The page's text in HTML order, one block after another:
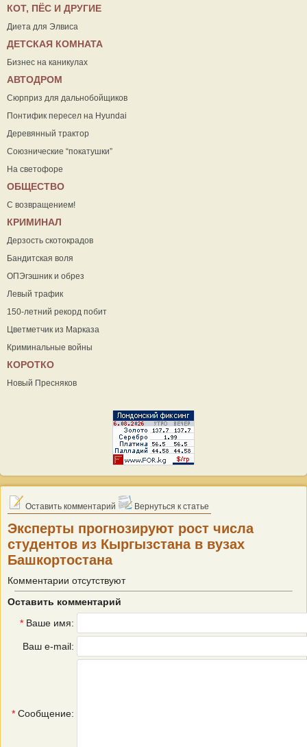
КОТ, ПЁС И ДРУГИЕ
Диета для Элвиса
ДЕТСКАЯ КОМНАТА
Бизнес на каникулах
АВТОДРОМ
Сюрприз для дальнобойщиков
Понтифик пересел на Hyundai
Деревянный трактор
Союзнические “покатушки”
На светофоре
ОБЩЕСТВО
С возвращением!
КРИМИНАЛ
Дерзость скотокрадов
Бандитская воля
ОПЭгэшник и обрез
Левый трафик
150-летний рекорд побит
Цветметчик из Марказа
Криминальные войны
КОРОТКО
Новый Пресняков
Оставить комментарий Вернуться к статье
Эксперты прогнозируют рост числа
студентов из Кыргызстана в вузах
Башкортостана
Комментарии отсутствуют
Оставить комментарий
* Ваше имя:
Ваш e-mail:
* Сообщение: